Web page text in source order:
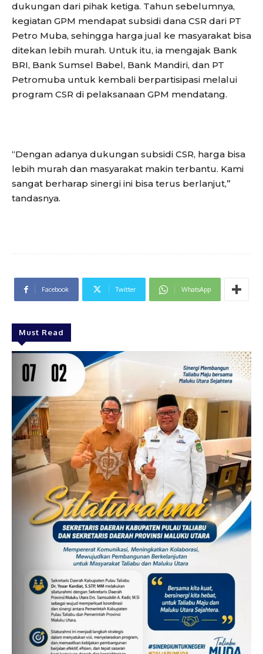
dukungan dari pihak ketiga. Tahun sebelumnya,
kegiatan GPM mendapat subsidi dana CSR dari PT
Petro Muba, sehingga harga jual ke masyarakat bisa
ditekan lebih murah. Untuk itu, ia mengajak Bank
BRI, Bank Sumsel Babel, Bank Mandiri, dan PT
Petromuba untuk kembali berpartisipasi melalui
program CSR di pelaksanaan GPM mendatang.
“Dengan adanya dukungan subsidi CSR, harga bisa
lebih murah dan masyarakat makin terbantu. Kami
sangat berharap sinergi ini bisa terus berlanjut,”
tandasnya.
Facebook Twitter WhatsApp
Must Read